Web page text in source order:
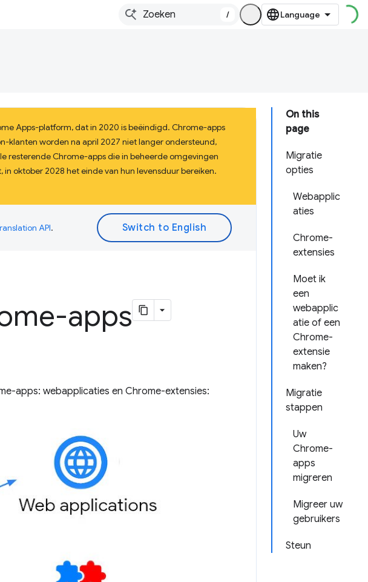
/
On this
page
Migratie
opties
Webapplic
aties
Chrome-
extensies
Moet ik
een
webapplic
atie of een
Chrome-
extensie
maken?
Migratie
stappen
Uw
Chrome-
apps
migreren
Migreer uw
gebruikers
Steun
Apps-platform, dat in 2020 is beëindigd. Chrome-apps
klanten worden na april 2027 niet langer ondersteund,
resterende Chrome-apps die in beheerde omgevingen
oktober 2028 het einde van hun levensduur bereiken.
API.
apps
apps: webapplicaties en Chrome-extensies: